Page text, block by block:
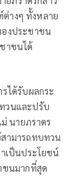
ต่างๆ ทั้งหลาย
งประชาชน
าชนได้
ได้รับผลกระ
วนและปรับ
นายภราดร
ามารถทบทวน
เป็นประโยชน์
ชนมากที่สุด